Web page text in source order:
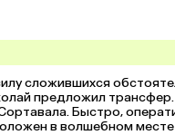
сложившихся
предложил
Быстро,
в волшебном